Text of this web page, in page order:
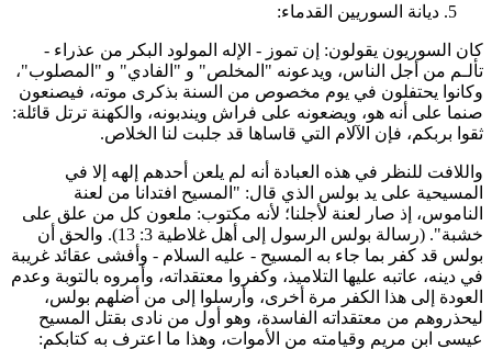
ديانة السوريين القدماء:
السوريون يقولون: إن تموز - الإله المولود البكر من عذراء -
من أجل الناس، ويدعونه "المخلص" و "الفادي" و "المصلوب"،
يحتفلون في يوم مخصوص من السنة بذكرى موته، فيصنعون
على أنه هو، ويضعونه على فراش ويندبونه، والكهنة ترتل قائلة:
بربكم، فإن الآلام التي قاساها قد جلبت لنا الخلاص.
للنظر في هذه العبادة أنه لم يلعن أحدهم إلهه إلا في
على يد بولس الذي قال: "المسيح افتدانا من لعنة
إذ صار لعنة لأجلنا؛ لأنه مكتوب: ملعون كل من علق على
خشبة". (رسالة بولس الرسول إلى أهل غلاطية 3: 13). والحق أن
قد كفر بما جاء به المسيح - عليه السلام - وأفشى عقائد غريبة
دينه، عاتبه عليها التلاميذ، وكفروا معتقداته، وأمروه بالتوبة وعدم
إلى هذا الكفر مرة أخرى، وأرسلوا إلى من أضلهم بولس،
من معتقداته الفاسدة، وهو أول من نادى بقتل المسيح
ابن مريم وقيامته من الأموات، وهذا ما اعترف به كتابكم: